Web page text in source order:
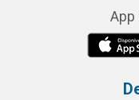
App